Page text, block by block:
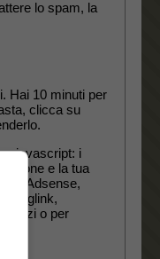
lo spam, la
Hai 10 minuti per
clicca su
e javascript: i
e la tua
Adsense,
Viglink,
terzi o per